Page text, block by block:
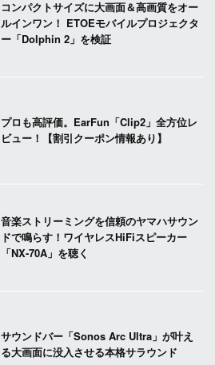
コンパクトサイズに大画面＆高画質をオー
ルインワン！ ETOEモバイルプロジェクタ
ー「Dolphin 2」を検証
プロも高評価。EarFun「Clip2」全方位レ
ビュー！【割引クーポン情報あり】
音楽ストリーミングを信頼のヤマハサウン
ドで鳴らす！ワイヤレスHiFiスピーカー
「NX-70A」を聴く
サウンドバー「Sonos Arc Ultra」が叶え
る大画面に没入させる本格サラウンド